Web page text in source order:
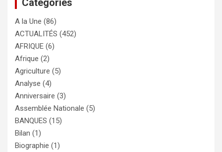
Categories
A la Une (86)
ACTUALITÉS (452)
AFRIQUE (6)
Afrique (2)
Agriculture (5)
Analyse (4)
Anniversaire (3)
Assemblée Nationale (5)
BANQUES (15)
Bilan (1)
Biographie (1)